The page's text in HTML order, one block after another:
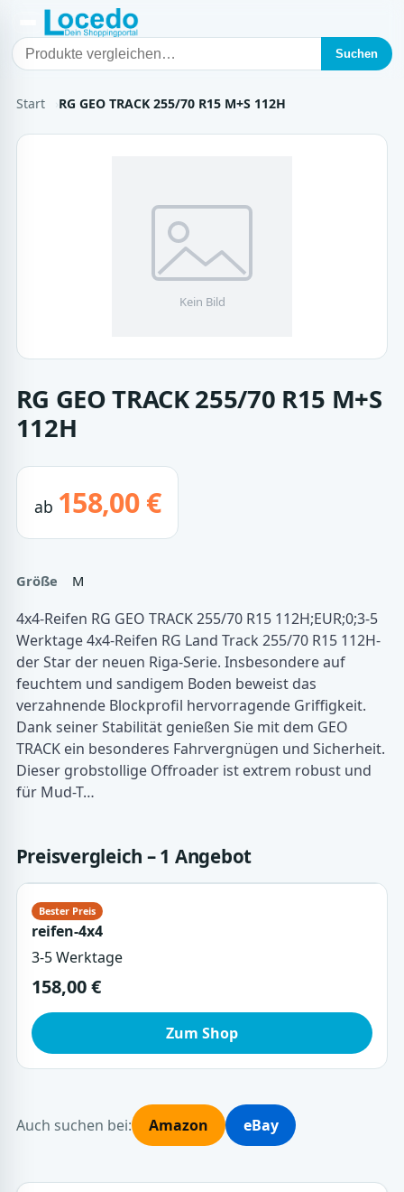
Suchen
Start RG GEO TRACK 255/70 R15 M+S 112H
RG GEO TRACK 255/70 R15 M+S
112H
ab 158,00 €
Größe M
4x4-Reifen RG GEO TRACK 255/70 R15 112H;EUR;0;3-5
Werktage 4x4-Reifen RG Land Track 255/70 R15 112H-
der Star der neuen Riga-Serie. Insbesondere auf
feuchtem und sandigem Boden beweist das
verzahnende Blockprofil hervorragende Griffigkeit.
Dank seiner Stabilität genießen Sie mit dem GEO
TRACK ein besonderes Fahrvergnügen und Sicherheit.
Dieser grobstollige Offroader ist extrem robust und
für Mud-T…
Preisvergleich – 1 Angebot
reifen-4x4
3-5 Werktage
158,00 €
Zum Shop
Auch suchen bei: Amazon eBay